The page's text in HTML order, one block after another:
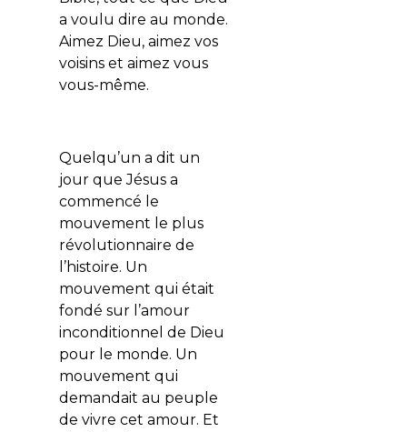
a voulu dire au monde.
Aimez Dieu, aimez vos
voisins et aimez vous
vous-même.
Quelqu’un a dit un
jour que Jésus a
commencé le
mouvement le plus
révolutionnaire de
l’histoire. Un
mouvement qui était
fondé sur l’amour
inconditionnel de Dieu
pour le monde. Un
mouvement qui
demandait au peuple
de vivre cet amour. Et